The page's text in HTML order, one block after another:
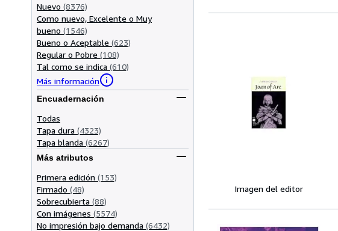
Nuevo (8376)
Como nuevo, Excelente o Muy
bueno (1546)
Bueno o Aceptable (623)
Regular o Pobre (108)
Tal como se indica (610)
Más información
Encuadernación
Todas
Tapa dura (4323)
Tapa blanda (6267)
Más atributos
Primera edición (153)
Firmado (48)
Sobrecubierta (88)
Con imágenes (5574)
No impresión bajo demanda (6432)
Imagen del editor